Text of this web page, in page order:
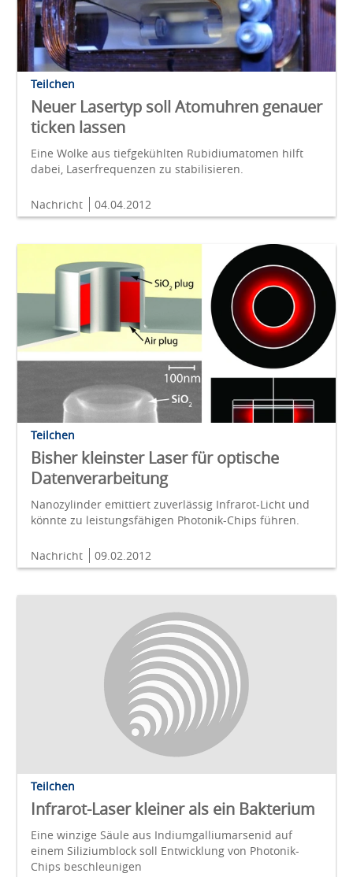
Teilchen
Neuer Lasertyp soll Atomuhren genauer
ticken lassen
Eine Wolke aus tiefgekühlten Rubidiumatomen hilft
dabei, Laserfrequenzen zu stabilisieren.
Nachricht 04.04.2012
Teilchen
Bisher kleinster Laser für optische
Datenverarbeitung
Nanozylinder emittiert zuverlässig Infrarot-Licht und
könnte zu leistungsfähigen Photonik-Chips führen.
Nachricht 09.02.2012
Teilchen
Infrarot-Laser kleiner als ein Bakterium
Eine winzige Säule aus Indiumgalliumarsenid auf
einem Siliziumblock soll Entwicklung von Photonik-
Chips beschleunigen